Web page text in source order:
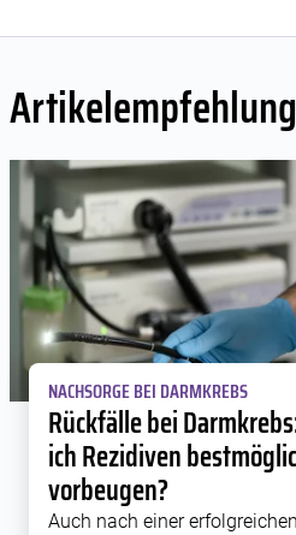
NACHSORGE BEI DARMKREBS
Rückfälle bei
ich Rezidiven
vorbeugen?
Auch nach einer